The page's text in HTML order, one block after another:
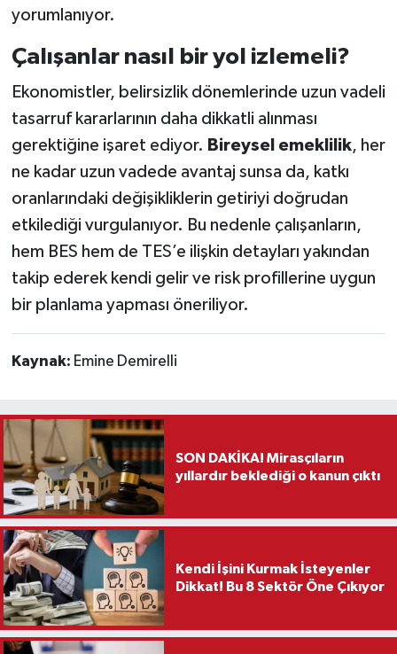
yorumlanıyor.
Çalışanlar nasıl bir yol izlemeli?
Ekonomistler, belirsizlik dönemlerinde uzun vadeli
tasarruf kararlarının daha dikkatli alınması
gerektiğine işaret ediyor. Bireysel emeklilik, her
ne kadar uzun vadede avantaj sunsa da, katkı
oranlarındaki değişikliklerin getiriyi doğrudan
etkilediği vurgulanıyor. Bu nedenle çalışanların,
hem BES hem de TES’e ilişkin detayları yakından
takip ederek kendi gelir ve risk profillerine uygun
bir planlama yapması öneriliyor.
Kaynak: Emine Demirelli
SON DAKİKA! Mirasçıların
yıllardır beklediği o kanun çıktı
Kendi İşini Kurmak İsteyenler
Dikkat! Bu 8 Sektör Öne Çıkıyor